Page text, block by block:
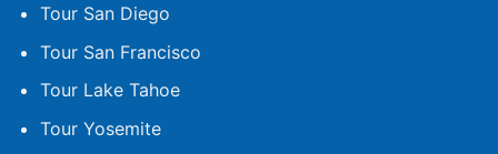
Tour San Diego
Tour San Francisco
Tour Lake Tahoe
Tour Yosemite